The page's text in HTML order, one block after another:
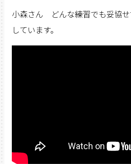
小森さん どんな練習でも妥協
しています。